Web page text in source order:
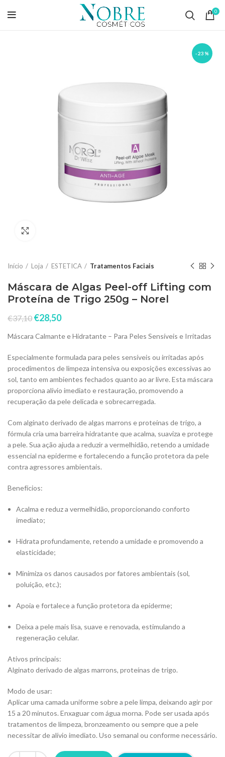
0
-23%
Início Loja ESTETICA Tratamentos Faciais
Máscara de Algas Peel-off Lifting com
Proteína de Trigo 250g – Norel
€37,10 €28,50
Máscara Calmante e Hidratante – Para Peles Sensíveis e Irritadas
Especialmente formulada para peles sensíveis ou irritadas após
procedimentos de limpeza intensiva ou exposições excessivas ao
sol, tanto em ambientes fechados quanto ao ar livre. Esta máscara
proporciona alívio imediato e restauração, promovendo a
recuperação da pele delicada e sobrecarregada.
Com alginato derivado de algas marrons e proteínas de trigo, a
fórmula cria uma barreira hidratante que acalma, suaviza e protege
a pele. Sua ação ajuda a reduzir a vermelhidão, retendo a umidade
essencial na epiderme e fortalecendo a função protetora da pele
contra agressores ambientais.
Benefícios:
Acalma e reduz a vermelhidão, proporcionando conforto
imediato;
Hidrata profundamente, retendo a umidade e promovendo a
elasticidade;
Minimiza os danos causados por fatores ambientais (sol,
poluição, etc.);
Apoia e fortalece a função protetora da epiderme;
Deixa a pele mais lisa, suave e renovada, estimulando a
regeneração celular.
Ativos principais:
Alginato derivado de algas marrons, proteínas de trigo.
Modo de usar:
Aplicar uma camada uniforme sobre a pele limpa, deixando agir por
15 a 20 minutos. Enxaguar com água morna. Pode ser usada após
tratamentos de limpeza, bronzeamento ou sempre que a pele
necessitar de alívio imediato. Uso semanal ou conforme necessário.